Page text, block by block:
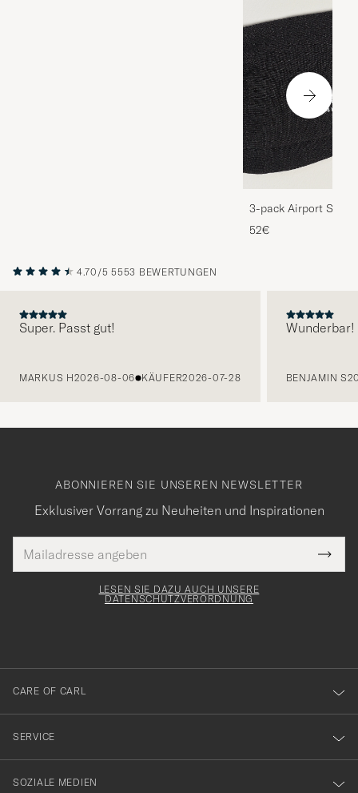
3-pack Airport
Melange
52€
4.70/5 5553 BEWERTUNGEN
Super. Passt gut!
MARKUS H2026-08-06 KÄUFER2026-07-28
Wunderbar!
BENJAMIN S
ABONNIEREN SIE UNSEREN NEWSLETTER
Exklusiver Vorrang zu Neuheiten und Inspirationen
Mail
Adresse
Tack
för
dig
till
vårt
nyhetsbrev!
LESEN SIE DAZU AUCH UNSERE
DATENSCHUTZVERORDNUNG
CARE OF CARL
SERVICE
SOZIALE MEDIEN